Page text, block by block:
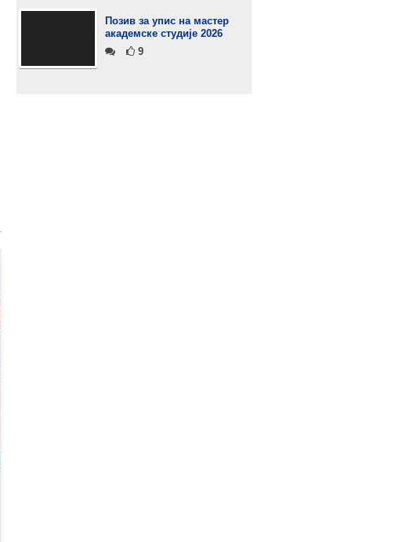
Позив за упис на мастер
академске студије 2026
9